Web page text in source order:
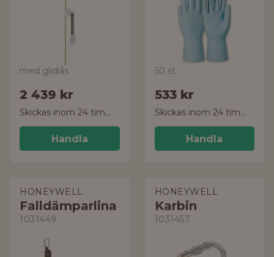
med glidlås
2 439 kr
Skickas inom 24 timmar!
Handla
50 st
533 kr
Skickas inom 24 timmar!
Handla
HONEYWELL
Falldämparlina
1031449
HONEYWELL
Karbin
1031457